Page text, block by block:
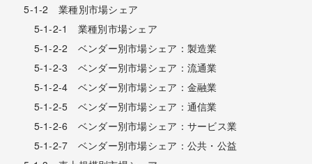
5-1-2 業種別市場シェア
5-1-2-1 業種別市場シェア
5-1-2-2 ベンダー別市場シェア：製造業
5-1-2-3 ベンダー別市場シェア：流通業
5-1-2-4 ベンダー別市場シェア：金融業
5-1-2-5 ベンダー別市場シェア：通信業
5-1-2-6 ベンダー別市場シェア：サービス業
5-1-2-7 ベンダー別市場シェア：公共・公益